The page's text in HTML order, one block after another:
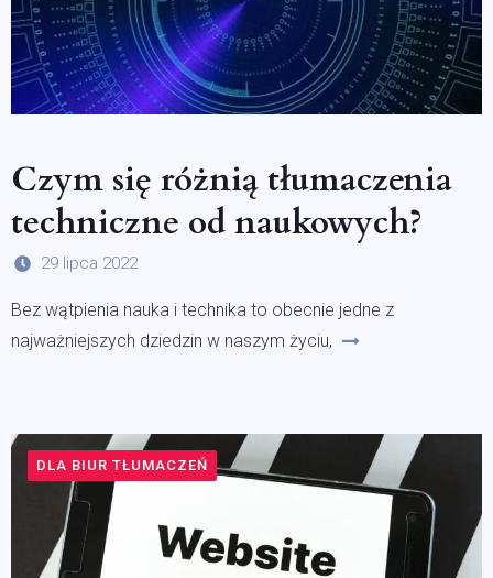
Czym się różnią tłumaczenia
techniczne od naukowych?
29 lipca 2022
Bez wątpienia nauka i technika to obecnie jedne z
najważniejszych dziedzin w naszym życiu,
DLA BIUR TŁUMACZEŃ